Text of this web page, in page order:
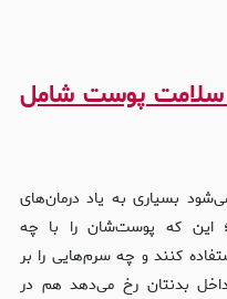
سلامت پوست شامل
بسیاری به یاد درمان‌های
این که پوست‌شان را با چه
کنند و چه سرم‌هایی را بر
بدنتان رخ می‌دهد هم در